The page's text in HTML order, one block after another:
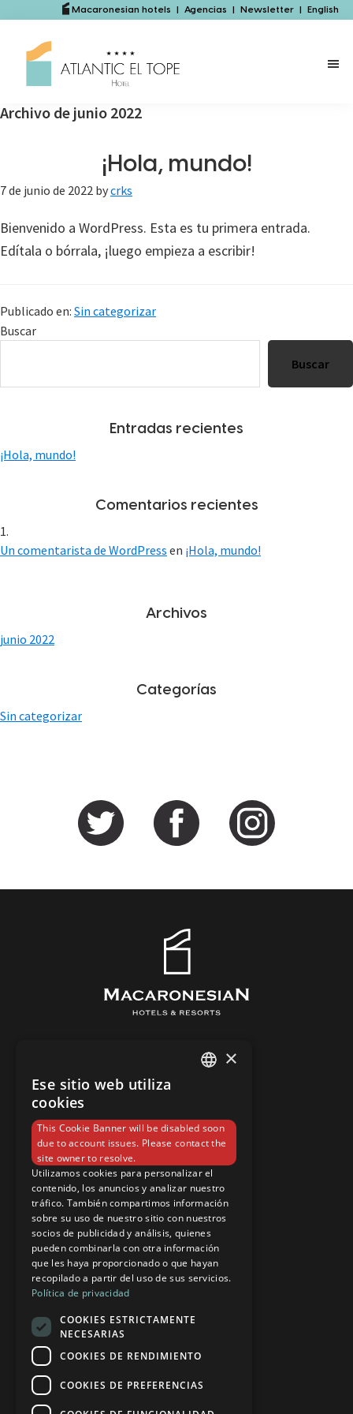
contenido
lateral
Macaronesian hotels | Agencias | Newsletter | English
Archivo de junio 2022
¡Hola, mundo!
7 de junio de 2022 bycrks
Bienvenido a WordPress. Esta es tu primera entrada.
Edítala o bórrala, ¡luego empieza a escribir!
Publicado en: Sin categorizar
Barra
Buscar
Buscar
Entradas recientes
¡Hola, mundo!
Comentarios recientes
Un comentarista de WordPress en ¡Hola, mundo!
Archivos
junio 2022
Categorías
Sin categorizar
HABITACIONES
BARES Y RESTAURANTES
SOSTENIBILIDAD Y CALIDAD
CONTACTO
RESERVAS
AVISO LEGAL
POLÍTICA DE COOKIES
NEWSLETTER
×
Ese sitio web utiliza
cookies
This Cookie Banner will be disabled soon
due to account issues. Please contact the
site owner to resolve.
Utilizamos cookies para personalizar el
contenido, los anuncios y analizar nuestro
tráfico. También compartimos información
sobre su uso de nuestro sitio con nuestros
socios de publicidad y análisis, quienes
pueden combinarla con otra información
que les haya proporcionado o que hayan
recopilado a partir del uso de sus servicios.
Política de privacidad
COOKIES ESTRICTAMENTE
NECESARIAS
COOKIES DE RENDIMIENTO
COOKIES DE PREFERENCIAS